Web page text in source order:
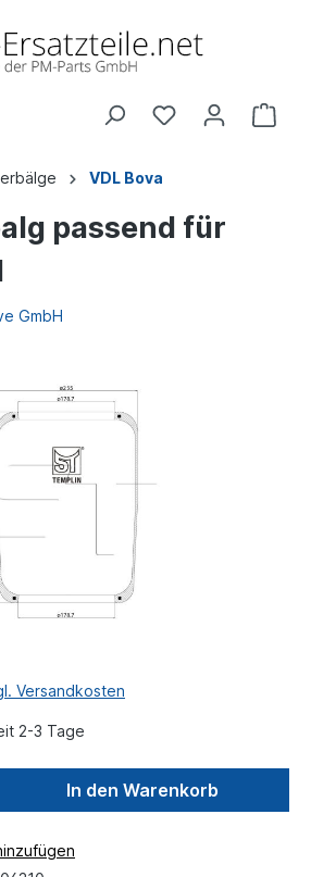
VDL Bova
passend für
GmbH
Versandkosten
2-3 Tage
In den Warenkorb